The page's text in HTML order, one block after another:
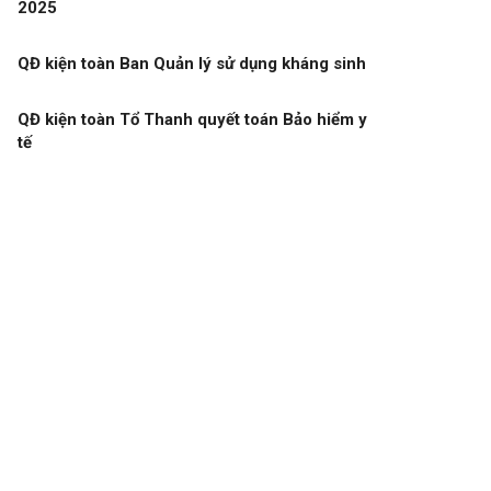
2025
QĐ kiện toàn Ban Quản lý sử dụng kháng sinh
QĐ kiện toàn Tổ Thanh quyết toán Bảo hiểm y
tế